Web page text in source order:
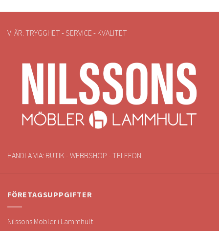
VI ÄR: TRYGGHET - SERVICE - KVALITET
HANDLA VIA: BUTIK - WEBBSHOP - TELEFON
FÖRETAGSUPPGIFTER
Nilssons Möbler i Lammhult